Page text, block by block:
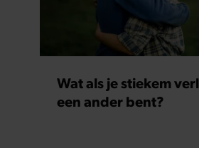
Wat als je stiekem
een ander bent?